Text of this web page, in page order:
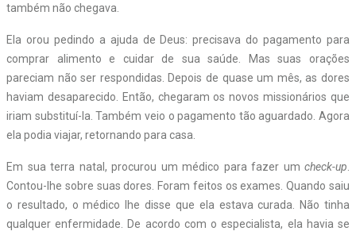
também não chegava.
Ela orou pedindo a ajuda de Deus: precisava do pagamento para
comprar alimento e cuidar de sua saúde. Mas suas orações
pareciam não ser respondidas. Depois de quase um mês, as dores
haviam desaparecido. Então, chegaram os novos missionários que
iriam substituí-la. Também veio o pagamento tão aguardado. Agora
ela podia viajar, retornando para casa.
Em sua terra natal, procurou um médico para fazer um check-up
Contou-lhe sobre suas dores. Foram feitos os exames. Quando saiu
o resultado, o médico lhe disse que ela estava curada. Não tinha
qualquer enfermidade. De acordo com o especialista, ela havia se